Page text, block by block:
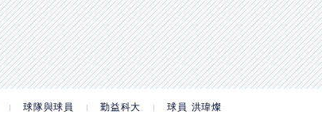
球隊與球員 勤益科大 球員 洪瑋燦